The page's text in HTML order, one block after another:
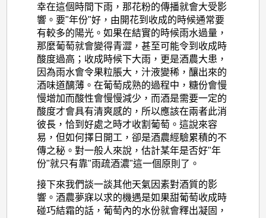
幸在這個時間下雨，那花粉的傳播就會大受影
響。要"年份"好，由開花到收成的時候通常要
有較多的陽光。如果在結實的時候雨水過量，
那麼葡萄就會變得青澀，甚至可能令到收成時
酸度過高；收成時候下大雨，更是酒農大患，
因為雨水會令果粒脹大，汁液變稀，釀出來的
酒味道醨薄。在葡萄成熟的過程中，糖份會慢
慢增加而酸性會慢慢減少，而酒是需要一定的
酸度才會具有清爽感的，所以應該在兩者此消
彼長，恰到好處之時才收割葡萄。這說來容
易，但如何擇日開工，卻是酒農經驗累積的不
傳之秘。對一般人來說，估計某年是否好"年
份"就只有靠"雨疏酒濃"這一個原則了。
接下來我們談一談其他天氣因素對酒質的影
響。酒農夢寐以求的機遇是如果甜葡萄收成時
碰巧結霜的話，葡萄內的水份就會釋出凝固，